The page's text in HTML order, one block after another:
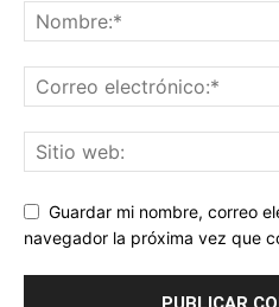
Guardar mi nombre, correo
navegador la próxima vez que